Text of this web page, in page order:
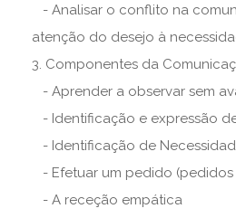
- Analisar o conflito na
atenção do desejo à
3. Componentes da
- Aprender a observar sem
- Identificação e expressão
- Identificação de
- Efetuar um pedido (pedidos
- A receção empática